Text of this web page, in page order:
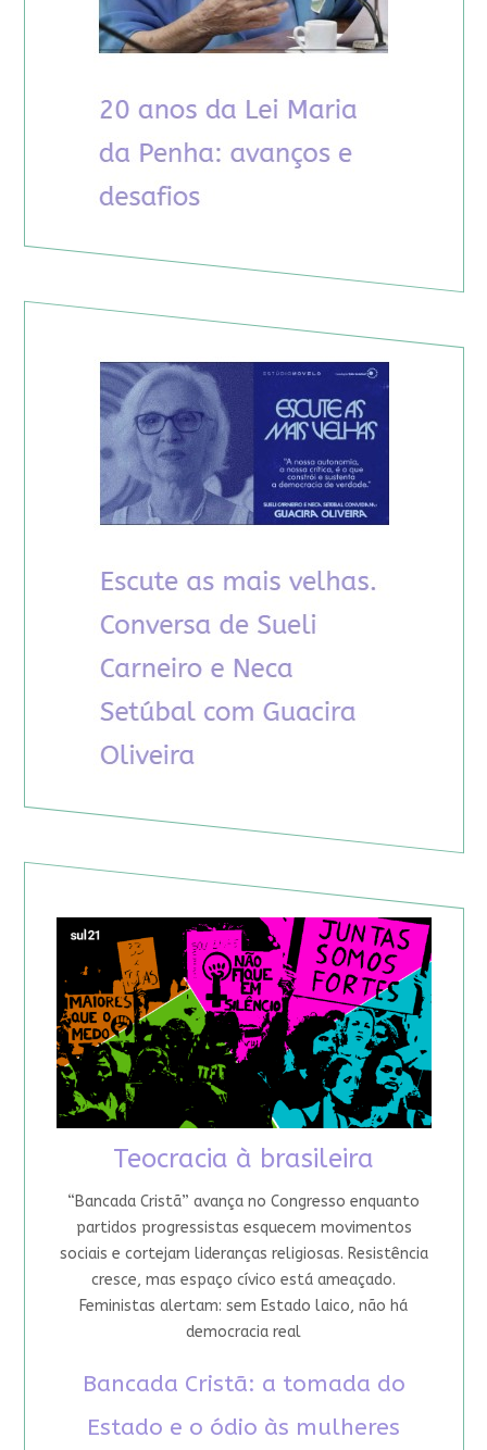
Teocracia à brasileira
“Bancada Cristã” avança no Congresso enquanto
partidos progressistas esquecem movimentos
sociais e cortejam lideranças religiosas. Resistência
cresce, mas espaço cívico está ameaçado.
Feministas alertam: sem Estado laico, não há
democracia real
Bancada Cristã: a tomada do
Estado e o ódio às mulheres